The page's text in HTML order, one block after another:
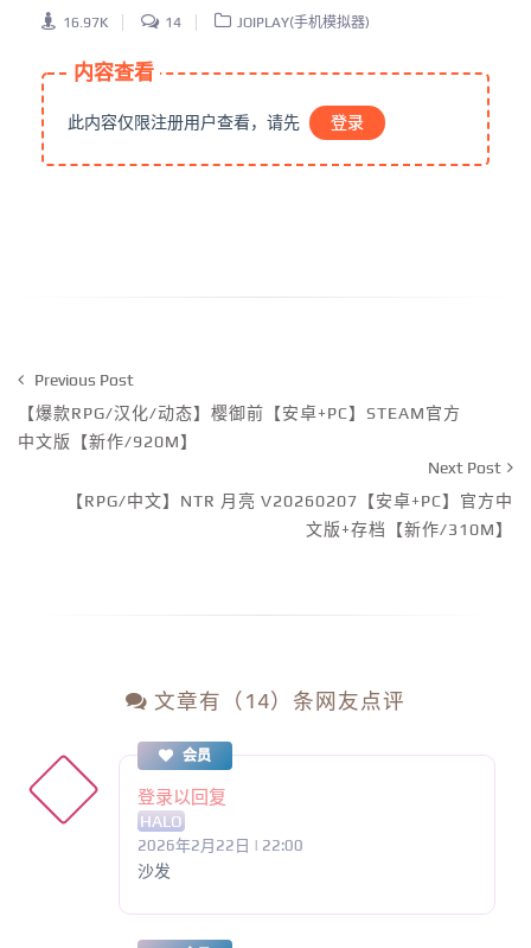
16.97K 14 JOIPLAY(手机模拟器)
内容查看
此内容仅限注册用户查看，请先 登录
Previous Post
【爆款RPG/汉化/动态】樱御前【安卓+PC】STEAM官方
中文版【新作/920M】
Next Post
【RPG/中文】NTR 月亮 V20260207【安卓+PC】官方中
文版+存档【新作/310M】
文章有（14）条网友点评
会员
登录以回复
HALO
2026年2月22日 | 22:00
沙发